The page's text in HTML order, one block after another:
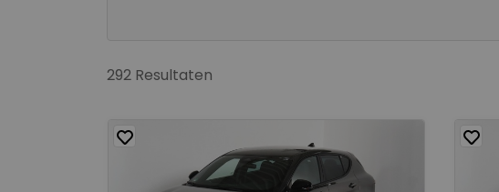
292 Resultaten